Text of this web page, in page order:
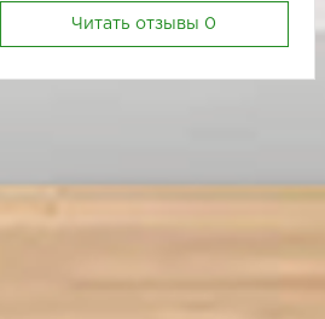
Читать отзывы 0